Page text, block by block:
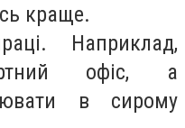
краще.
Наприклад,
офіс, а
в сирому